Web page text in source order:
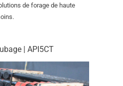
de forage de haute
| API5CT